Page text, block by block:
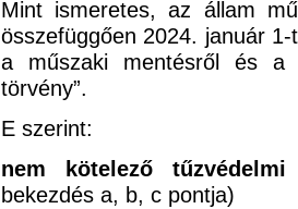
Mint ismeretes, az állam
összefüggően 2024. január
a műszaki mentésről és a
törvény”.
E szerint:
nem kötelező
bekezdés a, b, c pontja)